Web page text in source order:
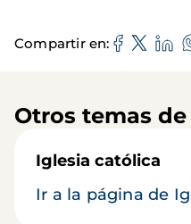
Compartir en
Otros temas
Iglesia católica
Ir a la página de